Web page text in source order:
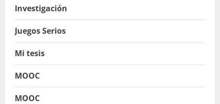
Investigación
Juegos Serios
Mi tesis
MOOC
MOOC